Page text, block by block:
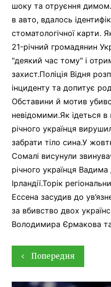
шоку та отруєння
в авто, вдалось
стоматологічної карти.
21-річний громадянин
"деякий час тому" і
захист.Поліція Відня
інциденту та допитує
Обставини й мотив
невідомими.Як ідеться в
річного українця
забрати тіло сина.У
Сомалі висунули
річного українця
Ірландії.Торік
Ессена засудив до
за вбивство двох
Володимира Єрмакова
Навігація
записів
Попередня